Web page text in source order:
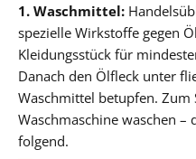
1. Waschmittel:
spezielle Wirkstoffe gegen
Kleidungsstück für
Danach den Ölfleck unter
Waschmittel betupfen. Zum
Waschmaschine waschen –
folgend.